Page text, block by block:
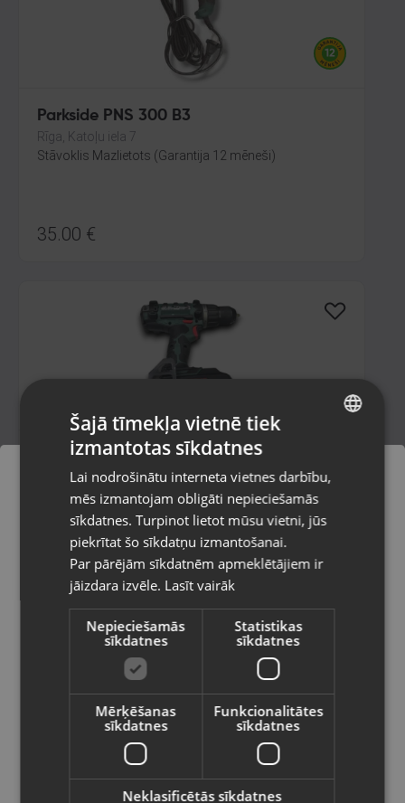
Parkside PNS 300 B3
Rīga, Katoļu iela 7
Stāvoklis Mazlietots (Garantija 12 mēneši)
35.00 €
Parkside PABS 20-Li G8
Rīga, Brīvības iela 90
Stāvoklis Lietots (Garantija 6 mēneši)
70.00€
/mēn.
Bosch GSB 18V-60 C
Pasūtījumi tiks piegādāti uz
izvēlēto valsti
Vietnes saturs būs attēlots izvēlētajā
valodā
Valsts
Latviešu / Latvian
RUSSIAN
Šajā tīmekļa vietnē tiek
izmantotas sīkdatnes
Lai nodrošinātu interneta vietnes darbību,
mēs izmantojam obligāti nepieciešamās
sīkdatnes. Turpinot lietot mūsu vietni, jūs
piekrītat šo sīkdatņu izmantošanai.
Par pārējām sīkdatnēm apmeklētājiem ir
jāizdara izvēle. Lasīt vairāk
Nepieciešamās
sīkdatnes
Statistikas
sīkdatnes
Mērķēšanas
sīkdatnes
Funkcionalitātes
sīkdatnes
Neklasificētās sīkdatnes